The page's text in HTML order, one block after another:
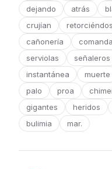
dejando
atrás
crujían
cañonería
serviolas
señaleros
instantánea
muerte
palo
proa
gigantes
heridos
bulimia
mar.